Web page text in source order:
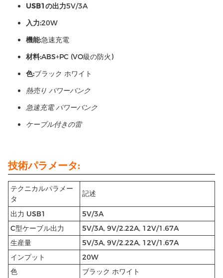
USB1の出力5V/3A
入力:20W
機能:急速充電
材料:ABS+PC (VO級の防火)
色:ブラック ホワイト
熱売り パワーバンク
急速充電 パワーバンク
ケーブル付きの雷
技術パラメータ:
テクニカルパラメー
タ
記述
出力 USB1
5V/3A
C型ケーブル出力
5V/3A, 9V/2.22A, 12V/1.67A
生産量
5V/3A, 9V/2.22A, 12V/1.67A
インプット
20W
色
ブラック ホワイト